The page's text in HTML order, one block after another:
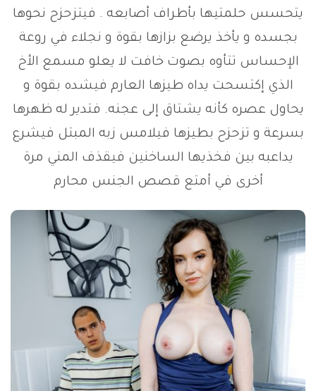
يتحسس حلمتيها بأطراف أصابعه . فيتزحزح نحوها
بجسده و يأخذ يرضع بزازها بقوة و نجلاء في روعة
الإحساس تتأوه بصوت خافت لا يعلو مسمع الأخ
الذي إكتسحت يداه طيزها العارم فيشده بقوة و
يحاول عصره كأنه يشتاق إلى عجنه. فتدير له ظهرها
بسرعة و تزحزح بطيزها فيلامس زبه المبتل فيشرع
يداعبه بين فخذيها الساخنين فيقذف المني مرة
أخرى في أمتع قصص الجنس محارم